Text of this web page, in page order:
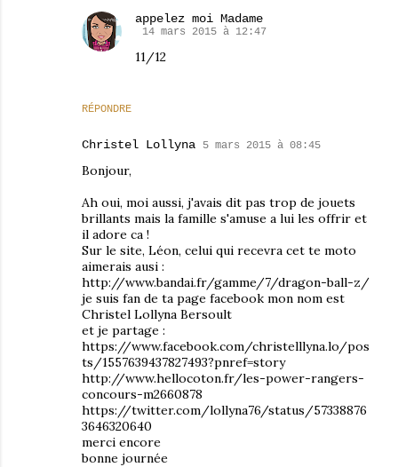
RÉPONDRE
appelez moi Madame
14 mars 2015 à 12:47
11/12
Christel Lollyna 5 mars 2015 à 08:45
Bonjour,
Ah oui, moi aussi, j'avais dit pas trop de jouets
brillants mais la famille s'amuse a lui les offrir et
il adore ca !
Sur le site, Léon, celui qui recevra cet te moto
aimerais ausi :
http://www.bandai.fr/gamme/7/dragon-ball-z/
je suis fan de ta page facebook mon nom est
Christel Lollyna Bersoult
et je partage :
https://www.facebook.com/christelllyna.lo/pos
ts/1557639437827493?pnref=story
http://www.hellocoton.fr/les-power-rangers-
concours-m2660878
https://twitter.com/lollyna76/status/57338876
3646320640
merci encore
bonne journée